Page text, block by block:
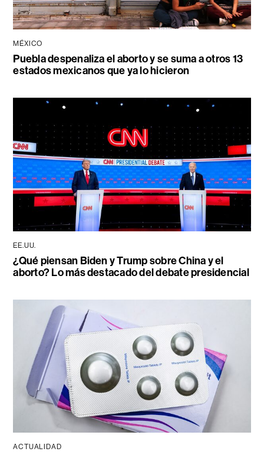
MÉXICO
Puebla despenaliza el aborto y se suma a otros 13
estados mexicanos que ya lo hicieron
EE.UU.
¿Qué piensan Biden y Trump sobre China y el
aborto? Lo más destacado del debate presidencial
ACTUALIDAD